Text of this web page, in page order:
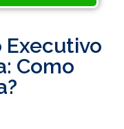
Executivo
Como